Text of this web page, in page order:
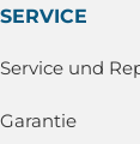
SERVICE
Service und
Garantie